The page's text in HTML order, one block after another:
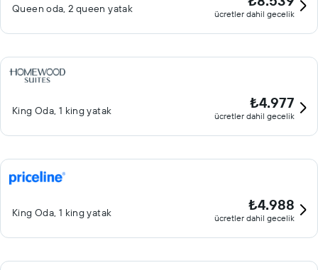
Queen oda, 2 queen yatak ücretler dahil gecelik
King Oda, 1 king yatak ₺4.977
ücretler dahil gecelik
King Oda, 1 king yatak ₺4.988
ücretler dahil gecelik